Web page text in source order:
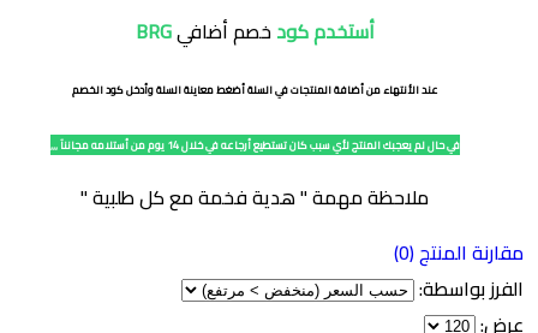
أستخدم كودخصم أضافيBRG
عند الأنتهاء من أضافة المنتجات في السلة أضغط معاينة السلة وأدخل كود الخصم
في حال لم يعجبك المنتج لأي سبب كان تستطيع أرجاعه في خلال 14 يوم من أستلامه مجاننآ ,,,
ملاحظة مهمة " هدية فخمة مع كل طلبية "
المنتج (0)
بواسطة: